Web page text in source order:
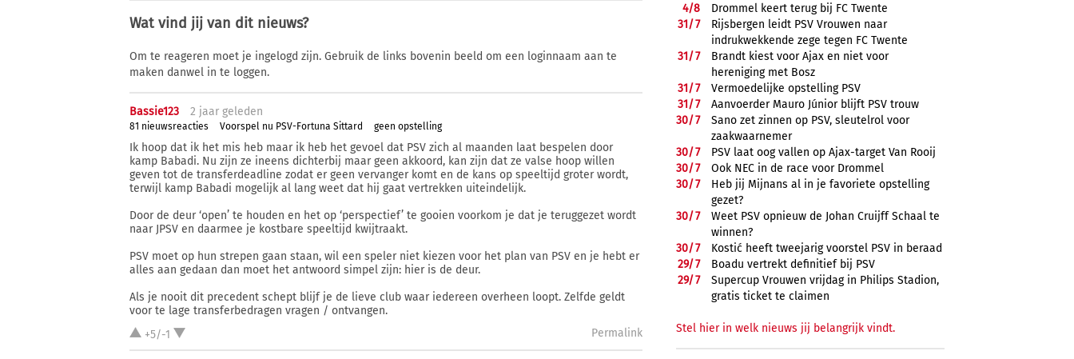
Wat vind jij van dit nieuws?
Om te reageren moet je ingelogd zijn. Gebruik de links bovenin beeld om een loginnaam aan te
maken danwel in te loggen.
Bassie123 2 jaar geleden
81 nieuwsreacties Voorspel nu PSV-Fortuna Sittard geen opstelling
Ik hoop dat ik het mis heb maar ik heb het gevoel dat PSV zich al maanden laat bespelen door
kamp Babadi. Nu zijn ze ineens dichterbij maar geen akkoord, kan zijn dat ze valse hoop willen
geven tot de transferdeadline zodat er geen vervanger komt en de kans op speeltijd groter wordt,
terwijl kamp Babadi mogelijk al lang weet dat hij gaat vertrekken uiteindelijk.
Door de deur ‘open’ te houden en het op ‘perspectief’ te gooien voorkom je dat je teruggezet wordt
naar JPSV en daarmee je kostbare speeltijd kwijtraakt.
PSV moet op hun strepen gaan staan, wil een speler niet kiezen voor het plan van PSV en je hebt er
alles aan gedaan dan moet het antwoord simpel zijn: hier is de deur.
Als je nooit dit precedent schept blijf je de lieve club waar iedereen overheen loopt. Zelfde geldt
voor te lage transferbedragen vragen / ontvangen.
+5/-1
Permalink
4/8
Drommel keert terug bij FC Twente
31/7
Rijsbergen leidt PSV Vrouwen naar
indrukwekkende zege tegen FC Twente
31/7
Brandt kiest voor Ajax en niet voor
hereniging met Bosz
31/7
Vermoedelijke opstelling PSV
31/7
Aanvoerder Mauro Júnior blijft PSV trouw
30/7
Sano zet zinnen op PSV, sleutelrol voor
zaakwaarnemer
30/7
PSV laat oog vallen op Ajax-target Van Rooij
30/7
Ook NEC in de race voor Drommel
30/7
Heb jij Mijnans al in je favoriete opstelling
gezet?
30/7
Weet PSV opnieuw de Johan Cruijff Schaal te
winnen?
30/7
Kostić heeft tweejarig voorstel PSV in beraad
29/7
Boadu vertrekt definitief bij PSV
29/7
Supercup Vrouwen vrijdag in Philips Stadion,
gratis ticket te claimen
Stel hier in welk nieuws jij belangrijk vindt.